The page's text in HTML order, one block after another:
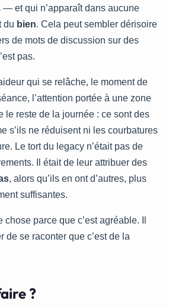
— et qui n’apparaît dans aucune
du bien. Cela peut sembler dérisoire
de mots de discussion sur des
pas.
qui se relâche, le moment de
l’attention portée à une zone
le reste de la journée : ce sont des
s’ils ne réduisent ni les courbatures
Le tort du legacy n’était pas de
Il était de leur attribuer des
, alors qu’ils en ont d’autres, plus
suffisantes.
parce que c’est agréable. Il
de se raconter que c’est de la
?